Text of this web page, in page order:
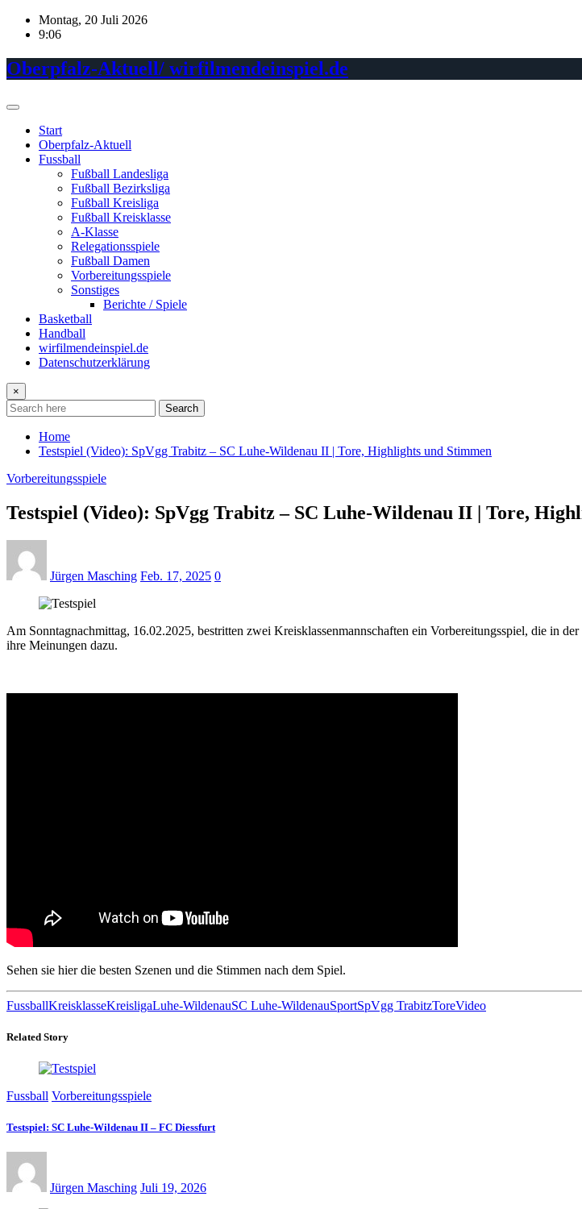
Skip
Montag, 20 Juli 2026
9:06
Oberpfalz-Aktuell/ wirfilmendeinspiel.de
Start
Oberpfalz-Aktuell
Fussball
Fußball Landesliga
Fußball Bezirksliga
Fußball Kreisliga
Fußball Kreisklasse
A-Klasse
Relegationsspiele
Fußball Damen
Vorbereitungsspiele
Sonstiges
Berichte / Spiele
Basketball
Handball
wirfilmendeinspiel.de
Datenschutzerklärung
×
Search
Home
Testspiel (Video): SpVgg Trabitz – SC Luhe-Wildenau II | Tore, Highlights und Stimmen
Vorbereitungsspiele
Testspiel (Video): SpVgg Trabitz – SC Luhe-Wildenau II | Tore,
Jürgen Masching Feb. 17, 2025 0
Am Sonntagnachmittag, 16.02.2025, bestritten zwei Kreisklassenmannschaften ein Vorbereitungsspiel, die in
ihre Meinungen dazu.
Sehen sie hier die besten Szenen und die Stimmen nach dem Spiel.
FussballKreisklasseKreisligaLuhe-WildenauSC Luhe-WildenauSportSpVgg TrabitzToreVideo
Related Story
Fussball Vorbereitungsspiele
Testspiel: SC Luhe-Wildenau II – FC Diessfurt
Jürgen Masching Juli 19, 2026